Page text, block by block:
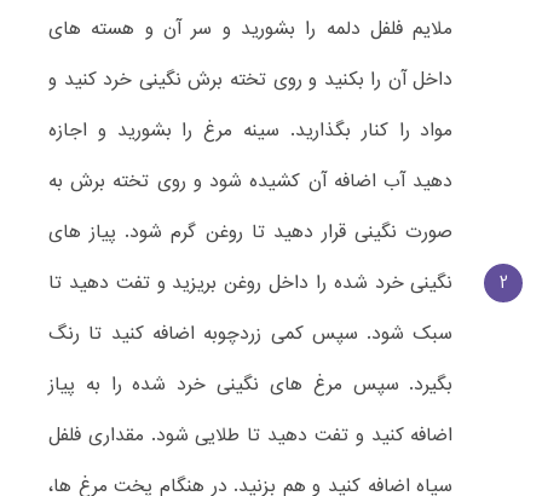
2
ملایم فلفل دلمه را بشورید و سر آن و هسته های
داخل آن را بکنید و روی تخته برش نگینی خرد کنید و
مواد را کنار بگذارید. سینه مرغ را بشورید و اجازه
دهید آب اضافه آن کشیده شود و روی تخته برش به
صورت نگینی قرار دهید تا روغن گرم شود. پیاز های
نگینی خرد شده را داخل روغن بریزید و تفت دهید تا
سبک شود. سپس کمی زردچوبه اضافه کنید تا رنگ
بگیرد. سپس مرغ های نگینی خرد شده را به پیاز
اضافه کنید و تفت دهید تا طلایی شود. مقداری فلفل
سیاه اضافه کنید و هم بزنید. در هنگام پخت مرغ ها،